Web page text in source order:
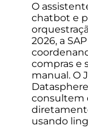
O
chatbot e
2026, a
compras e
manual. O
consultem
usando